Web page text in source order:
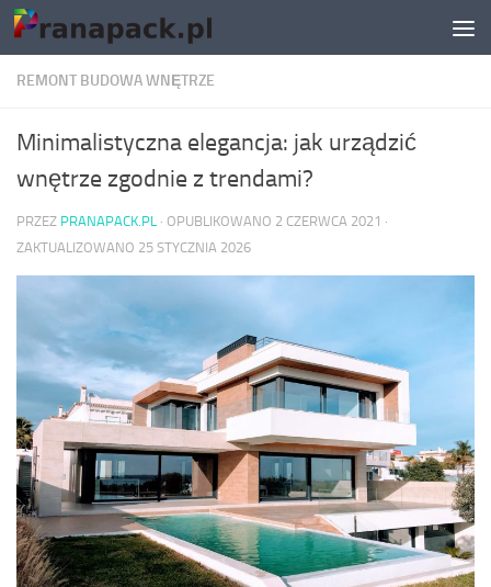
Skip to content
REMONT BUDOWA WNĘTRZE
Minimalistyczna elegancja: jak urządzić
wnętrze zgodnie z trendami?
PRZEZ PRANAPACK.PL · OPUBLIKOWANO 2 CZERWCA 2021 ·
ZAKTUALIZOWANO 25 STYCZNIA 2026